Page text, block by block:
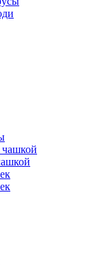
чашкой